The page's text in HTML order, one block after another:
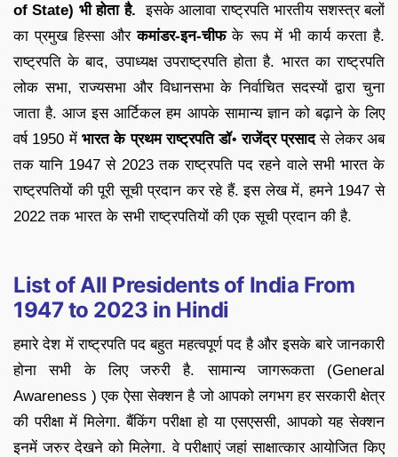
of State) भी होता है. इसके आलावा राष्ट्रपति भारतीय सशस्त्र बलों
का प्रमुख हिस्सा औरकमांडर-इन-चीफके रूप में भी कार्य करता है.
राष्ट्रपति के बाद, उपाध्यक्ष उपराष्ट्रपति होता है. भारत का राष्ट्रपति
लोक सभा, राज्यसभा और विधानसभा के निर्वाचित सदस्यों द्वारा चुना
जाता है. आज इस आर्टिकल हम आपके सामान्य ज्ञान को बढ़ाने के लिए
वर्ष 1950 में भारत के प्रथम राष्ट्रपति डॉ॰ राजेंद्र प्रसादसे लेकर अब
तक यानि 1947 से 2023 तक राष्ट्रपति पद रहने वाले सभी भारत के
राष्ट्रपतियों की पूरी सूची प्रदान कर रहे हैं. इस लेख में, हमने 1947 से
2022 तक भारत के सभी राष्ट्रपतियों की एक सूची प्रदान की है.
List of All Presidents of India From
1947 to 2023 in Hindi
हमारे देश में राष्ट्रपति पद बहुत महत्वपूर्ण पद है और इसके बारे जानकारी
होना सभी के लिए जरुरी है. सामान्य जागरूकता (General
Awareness ) एक ऐसा सेक्शन है जो आपको लगभग हर सरकारी क्षेत्र
की परीक्षा में मिलेगा. बैंकिंग परीक्षा हो या एसएससी, आपको यह सेक्शन
इनमें जरुर देखने को मिलेगा. वे परीक्षाएं जहां साक्षात्कार आयोजित किए